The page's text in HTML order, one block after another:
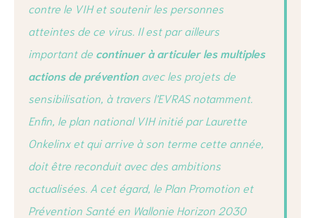
contre le VIH et soutenir les personnes
atteintes de ce virus. Il est par ailleurs
important de continuer à articuler les multiples
actions de préventionavec les projets de
sensibilisation, à travers l’EVRAS notamment.
Enfin, le plan national VIH initié par Laurette
Onkelinx et qui arrive à son terme cette année,
doit être reconduit avec des ambitions
actualisées. A cet égard, le Plan Promotion et
Prévention Santé en Wallonie Horizon 2030